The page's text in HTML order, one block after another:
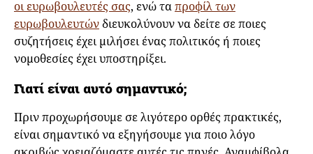
οι ευρωβουλευτές σας, ενώ ταπροφίλ των
ευρωβουλευτώνδιευκολύνουν να δείτε σε ποιες
συζητήσεις έχει μιλήσει ένας πολιτικός ή ποιες
νομοθεσίες έχει υποστηρίξει.
Γιατί είναι αυτό σημαντικό;
Πριν προχωρήσουμε σε λιγότερο ορθές πρακτικές,
είναι σημαντικό να εξηγήσουμε για ποιο λόγο